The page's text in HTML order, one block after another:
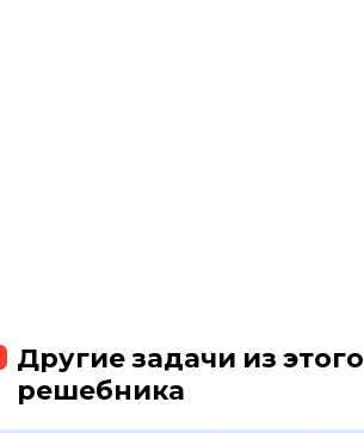
Другие задачи из этого
решебника